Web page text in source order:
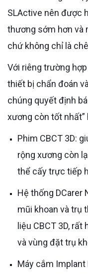
SLActive nên được
thương sớm hơn và
chứ không chỉ là
Với riêng trường hợp mất răng hàm dưới lâu năm, các
thiết bị chẩn đoán
chúng quyết định
xương còn tốt nhất”
Phim CBCT 3D: giúp đo chính xác chiều cao, chiều
rộng xương còn
thể cấy trực tiếp
Hệ thống DCarer Navigation: hỗ trợ theo dõi vị trí
mũi khoan và trụ
liệu CBCT 3D,
và vùng đặt trụ
Máy cắm Implant DCARER: giúp đưa trụ vào xương